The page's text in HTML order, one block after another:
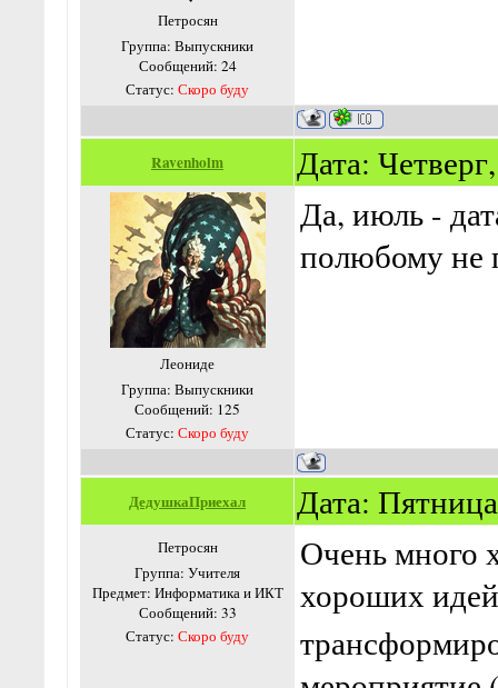
Петросян
Группа: Выпускники
Сообщений: 24
Статус: Скоро буду
Ravenholm Дата:
Леониде
Группа: Выпускники
Сообщений: 125
Статус: Скоро буду
Да, июль -
полюбому не
ДедушкаПриехал Дата:
Петросян
Группа: Учителя
Предмет: Информатика и ИКТ
Сообщений: 33
Статус: Скоро буду
Очень много
хороших